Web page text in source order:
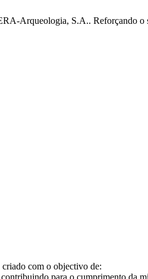
Arqueologia, S.A.. Reforçando o
com o objectivo de: